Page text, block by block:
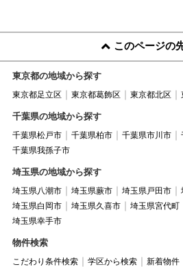
このページの
東京都の地域から探す
東京都足立区 東京都葛飾区 東京都北区
千葉県の地域から探す
千葉県松戸市 千葉県柏市 千葉県市川市
千葉県我孫子市
埼玉県の地域から探す
埼玉県八潮市 埼玉県蕨市 埼玉県戸田市
埼玉県白岡市
埼玉県久喜市 埼玉県宮代町
埼玉県幸手市
物件検索
こだわり条件検索 学区から検索 新着物件